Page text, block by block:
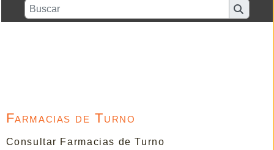
Farmacias de Turno
Consultar Farmacias de Turno